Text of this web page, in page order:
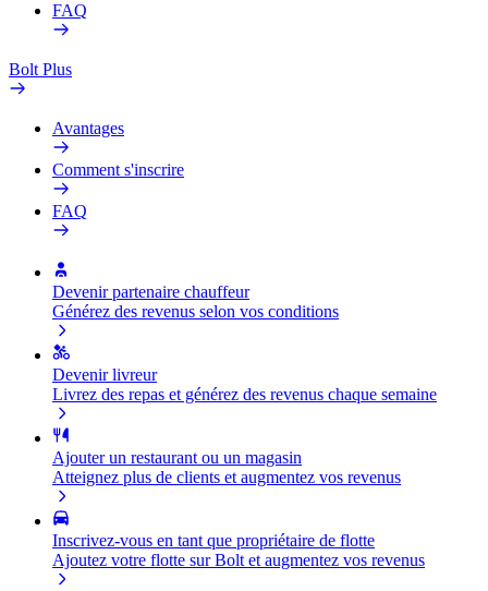
FAQ
Bolt Plus
Avantages
Comment s'inscrire
FAQ
Devenir partenaire chauffeur
Générez des revenus selon vos conditions
Devenir livreur
Livrez des repas et générez des revenus chaque semaine
Ajouter un restaurant ou un magasin
Atteignez plus de clients et augmentez vos revenus
Inscrivez-vous en tant que propriétaire de flotte
Ajoutez votre flotte sur Bolt et augmentez vos revenus